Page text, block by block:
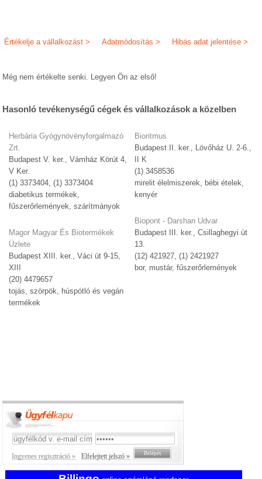
Hibás adat jelentése >
Adatmódosítás >
Értékelje a vállalkozást >
Még nem értékelte senki. Legyen Ön az első!
Hasonló tevékenységű cégek és vállalkozások a közelben
Herbária Gyógynövényforgalmazó
Zrt.
Budapest V. ker., Vámház Körút 4,
V Ker.
(1) 3373404, (1) 3373404
diabetikus termékek,
fűszerőrlemények, szárítmányok
Magor Magyar És Biotermékek
Üzlete
Budapest XIII. ker., Váci út 9-15,
XIII
(20) 4479657
tojás, szörpök, húspótló és vegán
termékek
Bioritmus
Budapest II. ker., Lövőház U. 2-6.,
II K
(1) 3458536
mirelit élelmiszerek, bébi ételek,
kenyér
Biopont - Darshan Udvar
Budapest III. ker., Csillaghegyi út
13.
(12) 421927, (1) 2421927
bor, mustár, fűszerőrlemények
Ingyenes regisztráció » Elfelejtett jelszó »